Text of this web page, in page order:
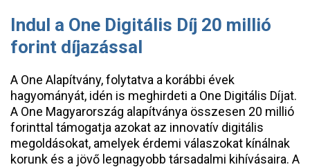
Indul a One Digitális Díj 20 millió
forint díjazással
A One Alapítvány, folytatva a korábbi évek
hagyományát, idén is meghirdeti a One Digitális Díjat.
A One Magyarország alapítványa összesen 20 millió
forinttal támogatja azokat az innovatív digitális
megoldásokat, amelyek érdemi válaszokat kínálnak
korunk és a jövő legnagyobb társadalmi kihívásaira. A